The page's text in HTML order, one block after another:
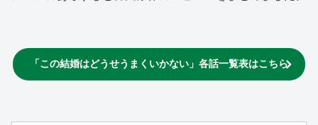
「この結婚はどうせうまくいかない」各話一覧表はこちら